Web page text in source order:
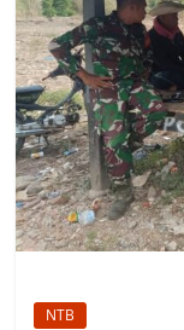
NTB